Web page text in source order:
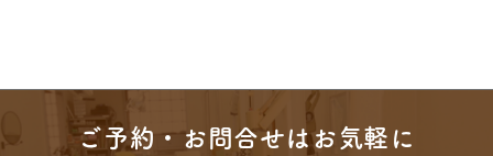
ご予約・お問合せはお気軽に